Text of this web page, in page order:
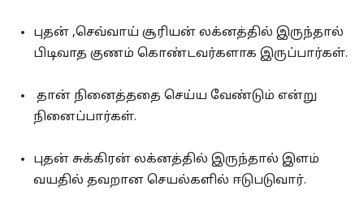
புதன் ,செவ்வாய் சூரியன் லக்னத்தில் இருந்தால்
பிடிவாத குணம் கொண்டவர்களாக இருப்பார்கள்.
தான் நினைத்ததை செய்ய வேண்டும் என்று
நினைப்பார்கள்.
புதன் சுக்கிரன் லக்னத்தில் இருந்தால் இளம்
வயதில் தவறான செயல்களில் ஈடுபடுவார்.